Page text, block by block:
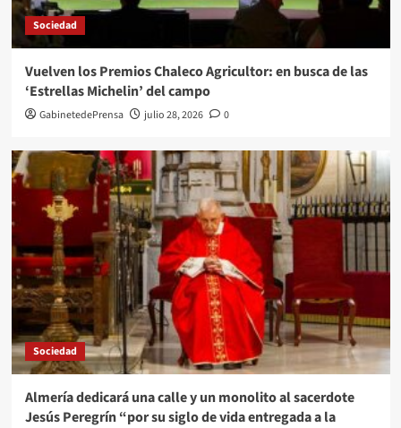
Sociedad
Vuelven los Premios Chaleco Agricultor: en busca de las
‘Estrellas Michelin’ del campo
GabinetedePrensa julio 28, 2026 0
Sociedad
Almería dedicará una calle y un monolito al sacerdote
Jesús Peregrín “por su siglo de vida entregada a la